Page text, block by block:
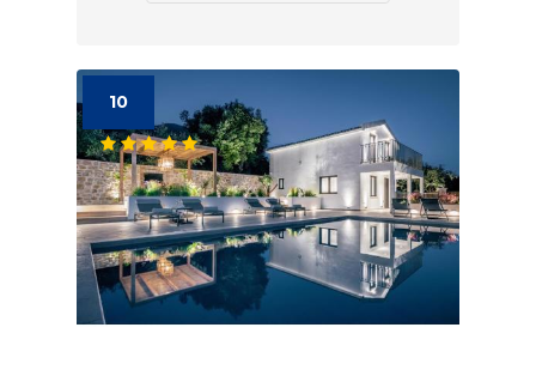
10